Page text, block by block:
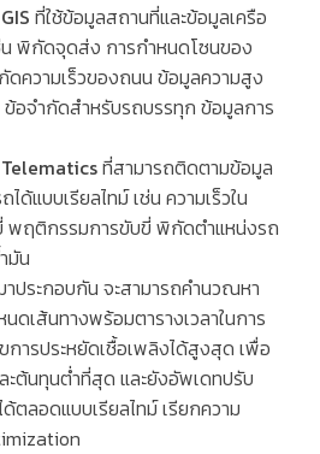
GIS ที่ใช้ข้อมูลสถานที่และข้อมูลเครือ
พิกัดจุดส่ง การกำหนดโซนของ
ความเร็วของถนน ข้อมูลความสูง
อจำกัดสำหรับรถบรรทุก ข้อมูลการ
Telematicsที่สามารถติดตามข้อมูล
ได้แบบเรียลไทม์ เช่น ความเร็วใน
พฤติกรรมการขับขี่ พิกัดตำแหน่งรถ
มัน
ระกอบกัน จะสามารถคำนวณหา
ดเส้นทางพร้อมตารางเวลาในการ
ารประหยัดเชื้อเพลิงได้สูงสุด เพื่อ
ต้นทุนต่ำที่สุด และยังอัพเดทปรับ
ตลอดแบบเรียลไทม์ เรียกความ